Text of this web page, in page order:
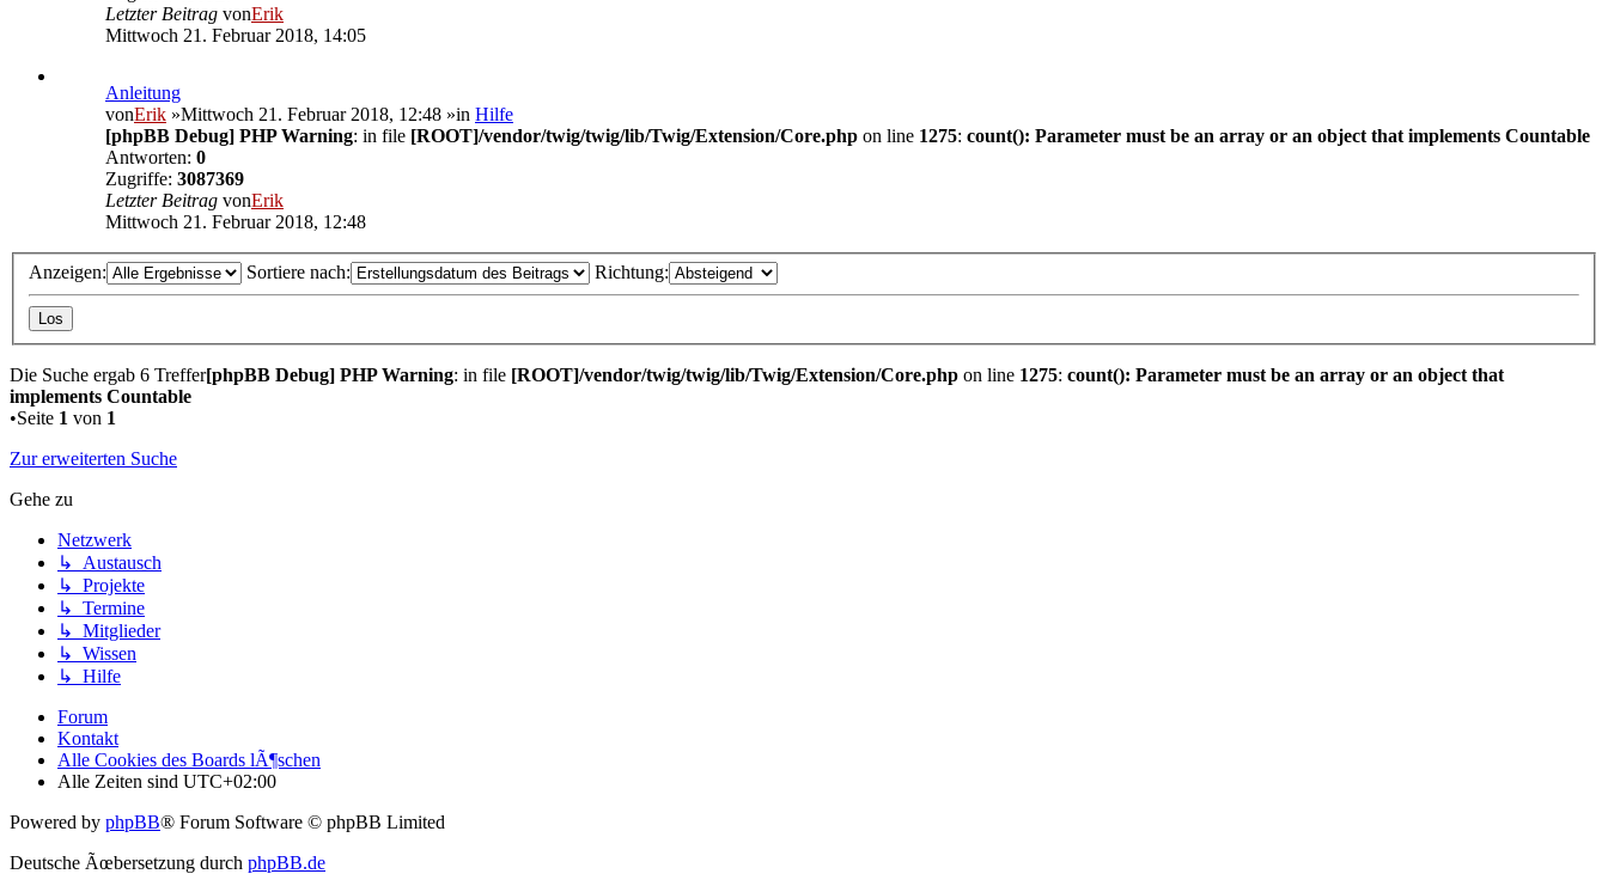
Letzter Beitrag vonErik
Mittwoch 21. Februar 2018, 14:05
Anleitung
vonErik »Mittwoch 21. Februar 2018, 12:48 »in Hilfe
[phpBB Debug] PHP Warning: in file [ROOT]/vendor/twig/twig/lib/Twig/Extension/Core.php on line 1275: count(): Parameter must be an array or an object that implements Countable
Antworten: 0
Zugriffe: 3087369
Letzter Beitrag vonErik
Mittwoch 21. Februar 2018, 12:48
Anzeigen: Sortiere nach: Richtung:
Die Suche ergab 6 Treffer[phpBB Debug] PHP Warning: in file [ROOT]/vendor/twig/twig/lib/Twig/Extension/Core.php on line 1275: count(): Parameter must be an array or an object that
implements Countable
•Seite 1 von 1
Zur erweiterten Suche
Gehe zu
Netzwerk
↳ Austausch
↳ Projekte
↳ Termine
↳ Mitglieder
↳ Wissen
↳ Hilfe
Forum
Kontakt
Alle Cookies des Boards lÃ¶schen
Alle Zeiten sind UTC+02:00
Powered by phpBB® Forum Software © phpBB Limited
Deutsche Ãœbersetzung durch phpBB.de